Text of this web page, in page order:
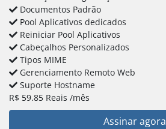
Documentos Padrão
Pool Aplicativos dedicados
Reiniciar Pool Aplicativos
Cabeçalhos Personalizados
Tipos MIME
Gerenciamento Remoto Web
Suporte Hostname
R$ 59.85 Reais /mês
Assinar agora